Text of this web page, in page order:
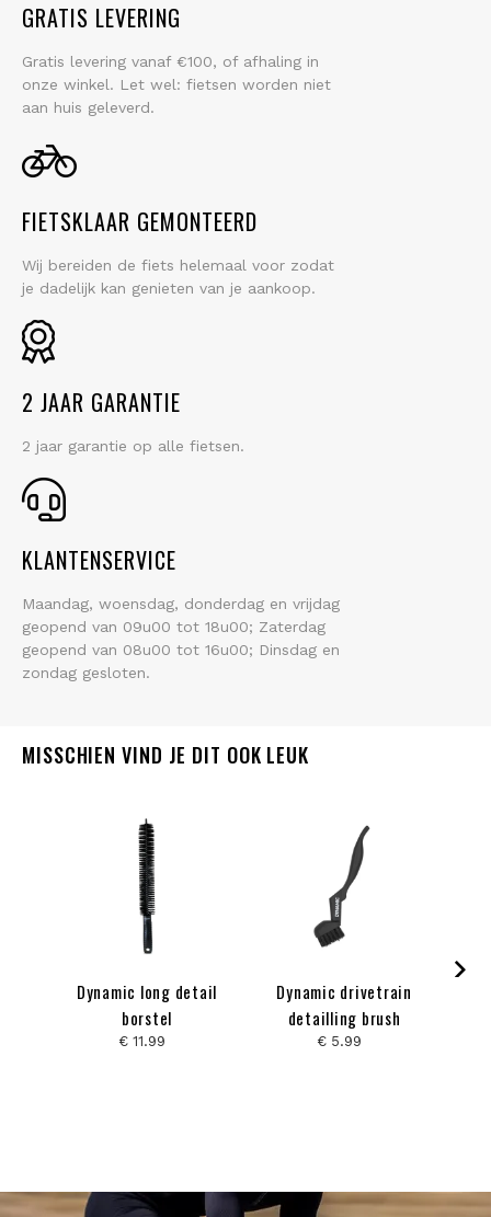
GRATIS LEVERING
Gratis levering vanaf €100, of afhaling in
onze winkel. Let wel: fietsen worden niet
aan huis geleverd.
FIETSKLAAR GEMONTEERD
Wij bereiden de fiets helemaal voor zodat
je dadelijk kan genieten van je aankoop.
2 JAAR GARANTIE
2 jaar garantie op alle fietsen.
KLANTENSERVICE
Maandag, woensdag, donderdag en vrijdag
geopend van 09u00 tot 18u00; Zaterdag
geopend van 08u00 tot 16u00; Dinsdag en
zondag gesloten.
MISSCHIEN VIND JE DIT OOK LEUK
Dynamic long detail
borstel
€ 11.99
Dynamic drivetrain
detailling brush
€ 5.99